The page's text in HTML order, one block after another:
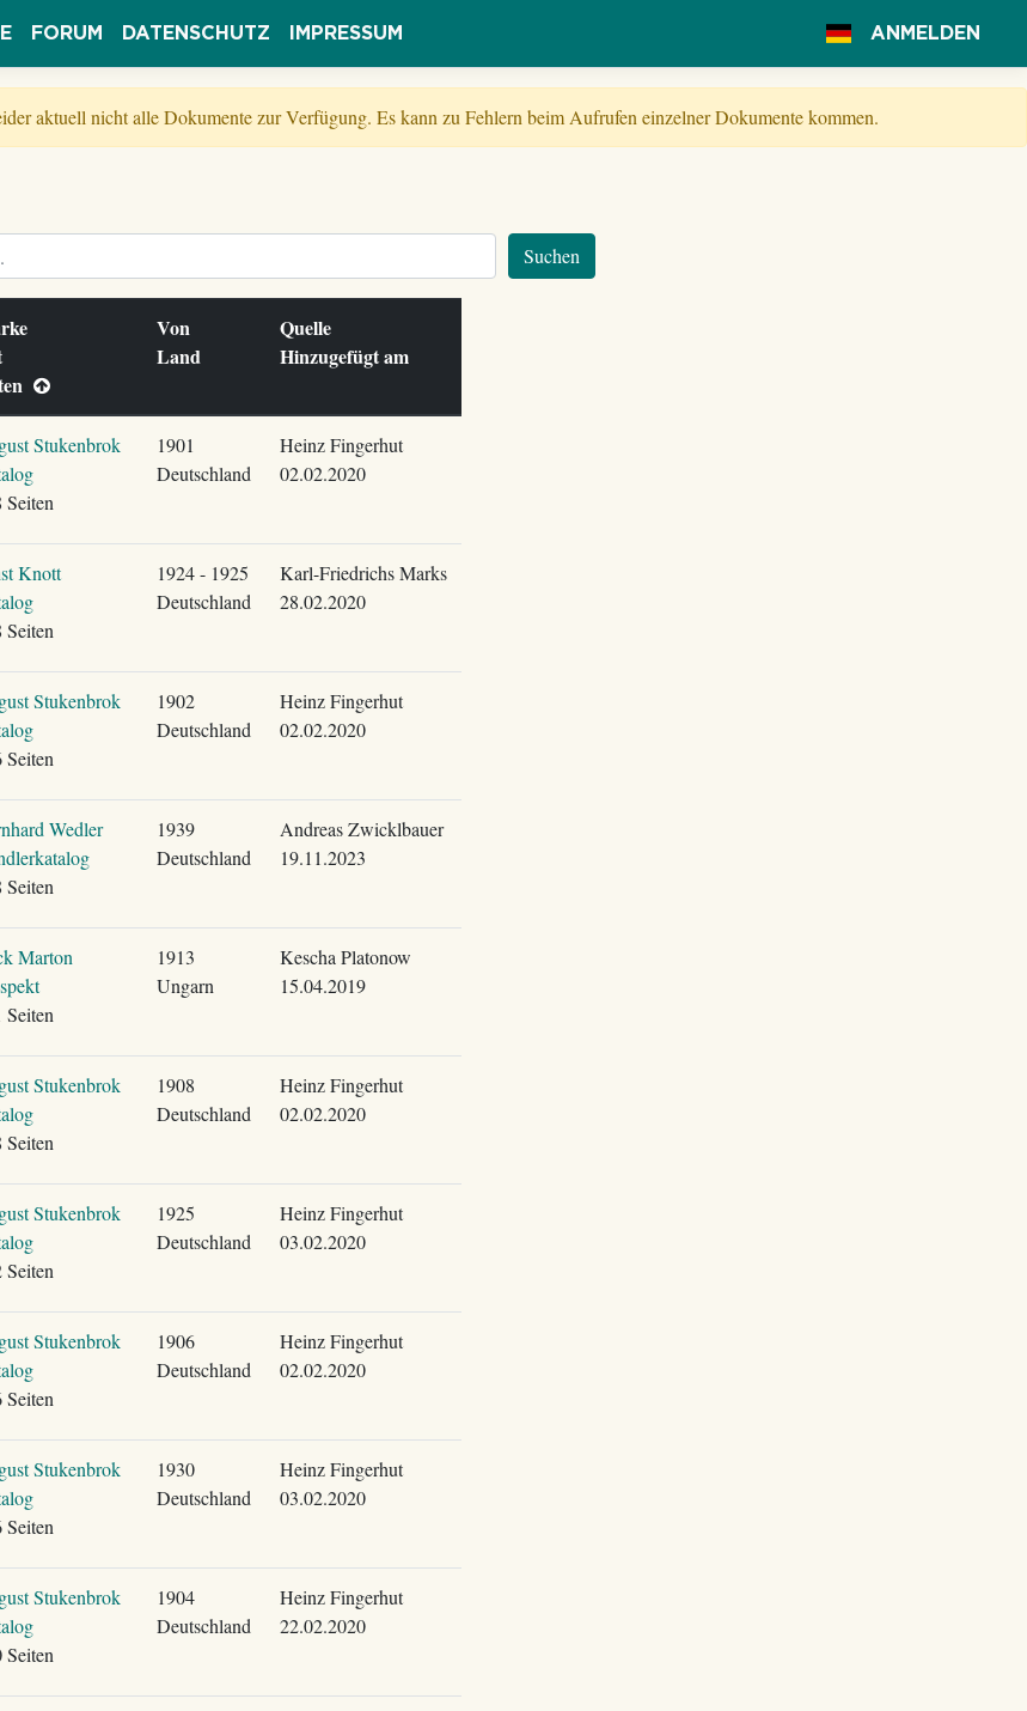
FORUM DATENSCHUTZ IMPRESSUM ANMELDEN
aktuell nicht alle Dokumente zur Verfügung. Es kann zu Fehlern beim Aufrufen einzelner Dokumente kommen.
Suchen
Von
Land
Quelle
Hinzugefügt am
Stukenbrok
Seiten
1901
Deutschland
Heinz Fingerhut
02.02.2020
Knott
Seiten
1924 - 1925
Deutschland
Karl-Friedrichs Marks
28.02.2020
Stukenbrok
Seiten
1902
Deutschland
Heinz Fingerhut
02.02.2020
Wedler
Seiten
1939
Deutschland
Andreas Zwicklbauer
19.11.2023
Marton
Seiten
1913
Ungarn
Kescha Platonow
15.04.2019
Stukenbrok
Seiten
1908
Deutschland
Heinz Fingerhut
02.02.2020
Stukenbrok
Seiten
1925
Deutschland
Heinz Fingerhut
03.02.2020
Stukenbrok
Seiten
1906
Deutschland
Heinz Fingerhut
02.02.2020
Stukenbrok
Seiten
1930
Deutschland
Heinz Fingerhut
03.02.2020
Stukenbrok
Seiten
1904
Deutschland
Heinz Fingerhut
22.02.2020